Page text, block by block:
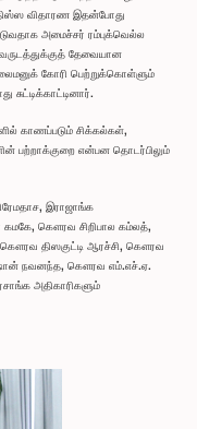
திஸ்ஸ விதாரண இதன்போது
அமைச்சர் ரம்புக்வெல்ல
தேவையான
கோரி பெற்றுக்கொள்ளும்
காணப்படும் சிக்கல்கள்,
பற்றாக்குறை என்பன தொடர்பிலும்
இராஜாங்க
கௌரவ சிறிபால கம்லத்,
கௌரவ திஸகுட்டி ஆரச்சி, கௌரவ
நவனந்த, கௌரவ எம்.எச்.ஏ.
அதிகாரிகளும்